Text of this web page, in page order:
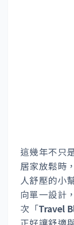
這幾年不只
居家放鬆時
人舒壓的小
向單一設計
次「Travel